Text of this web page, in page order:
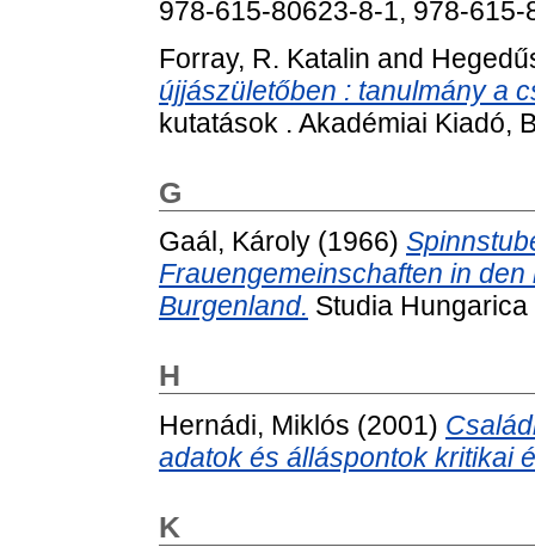
978-615-80623-8-1, 978-615-
Forray, R. Katalin and
újjászületőben : tanulmány a
kutatások . Akadémiai Kiadó,
G
Gaál, Károly (1966)
Frauengemeinschaften in
Burgenland. Studia
H
Hernádi, Miklós (2001)
adatok és álláspontok kritikai
K